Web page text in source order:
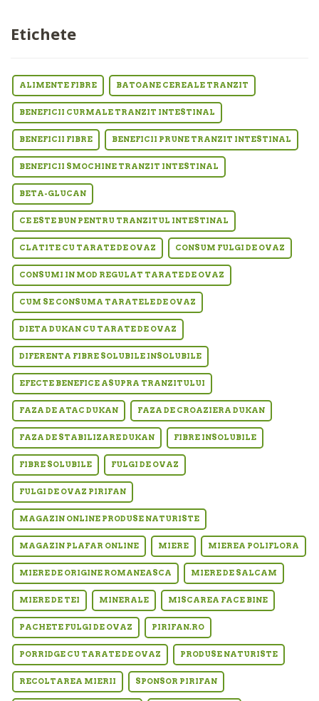
Etichete
ALIMENTE FIBRE BATOANE CEREALE TRANZIT
BENEFICII CURMALE TRANZIT INTESTINAL
BENEFICII FIBRE BENEFICII PRUNE TRANZIT INTESTINAL
BENEFICII SMOCHINE TRANZIT INTESTINAL
BETA-GLUCAN
CE ESTE BUN PENTRU TRANZITUL INTESTINAL
CLATITE CU TARATE DE OVAZ CONSUM FULGI DE OVAZ
CONSUMI IN MOD REGULAT TARATE DE OVAZ
CUM SE CONSUMA TARATELE DE OVAZ
DIETA DUKAN CU TARATE DE OVAZ
DIFERENTA FIBRE SOLUBILE INSOLUBILE
EFECTE BENEFICE ASUPRA TRANZITULUI
FAZA DE ATAC DUKAN FAZA DE CROAZIERA DUKAN
FAZA DE STABILIZARE DUKAN FIBRE INSOLUBILE
FIBRE SOLUBILE FULGI DE OVAZ
FULGI DE OVAZ PIRIFAN
MAGAZIN ONLINE PRODUSE NATURISTE
MAGAZIN PLAFAR ONLINE MIERE MIEREA POLIFLORA
MIERE DE ORIGINE ROMANEASCA MIERE DE SALCAM
MIERE DE TEI MINERALE MISCAREA FACE BINE
PACHETE FULGI DE OVAZ PIRIFAN.RO
PORRIDGE CU TARATE DE OVAZ PRODUSE NATURISTE
RECOLTAREA MIERII SPONSOR PIRIFAN